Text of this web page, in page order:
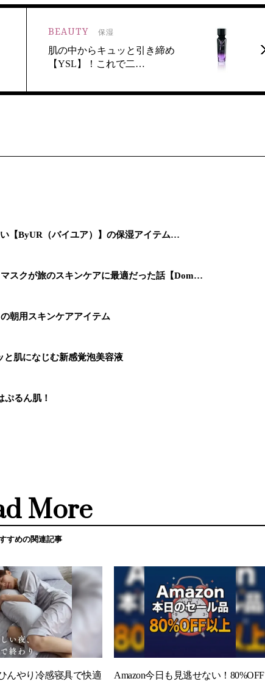
BEAUTY 保湿
肌の中からキュッと引き締め
【YSL】！これで二…
【ByUR（バイユア）】の保湿アイテム…
スクが旅のスキンケアに最適だった話【Dom…
朝用スキンケアアイテム
肌になじむ新感覚泡美容液
ぷるん肌！
More
すめの関連記事
んやり冷感寝具で快適 Amazon今日も見逃せない！80%OFF